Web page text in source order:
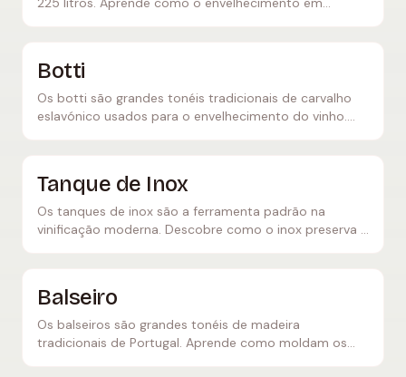
Botti
Os botti são grandes tonéis tradicionais de carvalho
eslavónico usados para o envelhecimento do vinho.
Tanque de Inox
Os tanques de inox são a ferramenta padrão na
vinificação moderna. Descobre como o inox preserva a
Balseiro
Os balseiros são grandes tonéis de madeira
tradicionais de Portugal. Aprende como moldam os